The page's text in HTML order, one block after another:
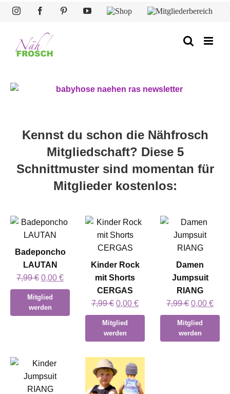
Zum InstagramFacebookPinterestYouTube
Shop Mitgliederbereich
Kennst du schon die Nähfrosch
Mitgliedschaft? Diese 5
Schnittmuster sind momentan für
Mitglieder kostenlos:
Badeponcho
LAUTAN
7,99€ Ursprünglicher
Preis
war:
7,99 €
0,00 €Aktueller
Preis
0,00 €.
Mitglied
werden
Kinder Rock
mit Shorts
CERGAS
7,99€ Ursprünglicher
Preis
war:
7,99 €
0,00 €Aktueller
Preis
0,00 €.
Mitglied
werden
Damen
Jumpsuit
RIANG
7,99€
Preis
war:
7,99 €
0,00 €
Mitglied
werden